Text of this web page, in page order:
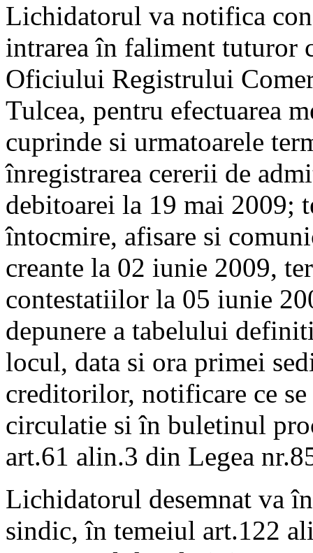
Lichidatorul va notifica
intrarea în faliment
Oficiului Registrului
Tulcea, pentru efectuarea
cuprinde si urmatoarele
înregistrarea cererii de
debitoarei la 19 mai 2009;
întocmire, afisare si
creante la 02 iunie 2009,
contestatiilor la 05 iunie
depunere a tabelului
locul, data si ora primei
creditorilor, notificare ce
circulatie si în buletinul
art.61 alin.3 din Legea
Lichidatorul desemnat va
sindic, în temeiul art.122